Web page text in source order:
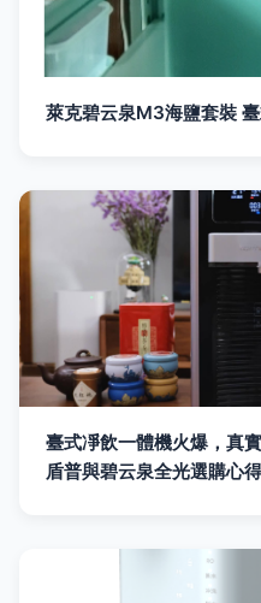
萊克碧云泉M3海鹽套裝
臺式凈飲一體機火爆，真
盾普與碧云泉全光選購心得